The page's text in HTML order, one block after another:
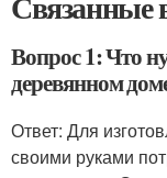
Вопрос 1: Что
деревянном
Ответ: Для
своими руками